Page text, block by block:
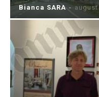
Bianca SARA - august